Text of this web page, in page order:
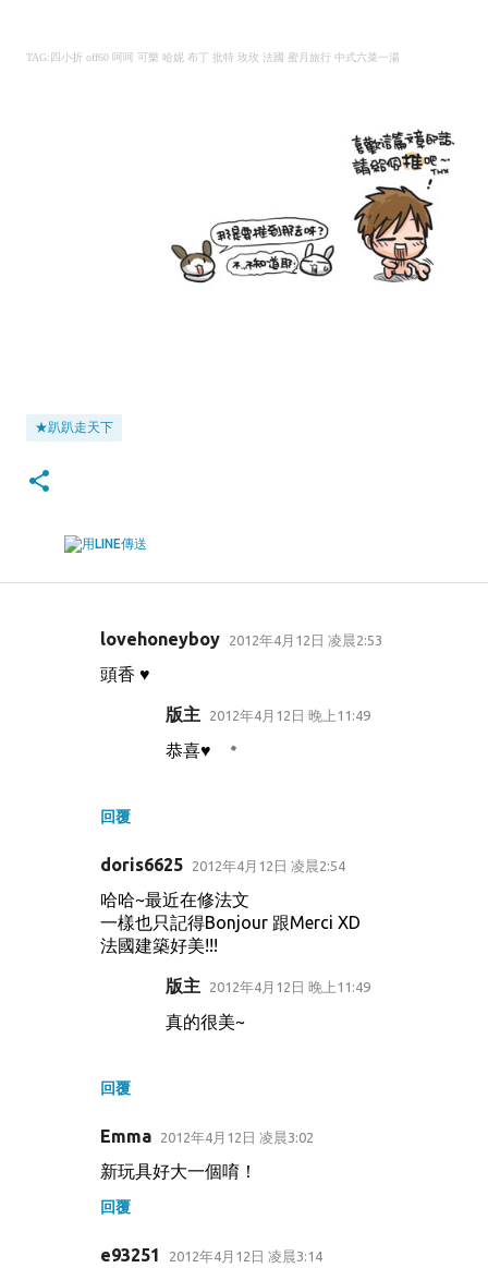
TAG:四小折 off60 呵呵 可樂 哈妮 布丁 批特 玫玫 法國 蜜月旅行 中式六菜一湯
★趴趴走天下
lovehoneyboy 2012年4月12日 凌晨2:53
頭香 ♥
回覆
版主 2012年4月12日 晚上11:49
恭喜♥
doris6625 2012年4月12日 凌晨2:54
哈哈~最近在修法文
一樣也只記得Bonjour 跟Merci XD
法國建築好美!!!
回覆
版主 2012年4月12日 晚上11:49
真的很美~
Emma 2012年4月12日 凌晨3:02
新玩具好大一個唷！
回覆
e93251 2012年4月12日 凌晨3:14